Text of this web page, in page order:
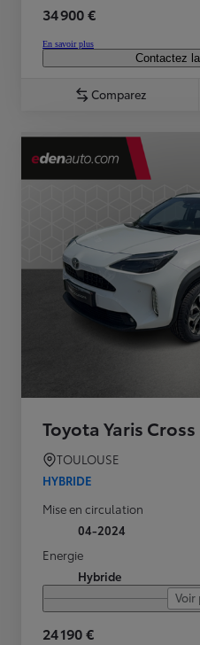
34 900 €
En savoir plus
Contactez
Comparez
Toyota Yaris Cross
TOULOUSE
HYBRIDE
Mise en circulation
04-2024
Energie
Hybride
Voir
24 190 €